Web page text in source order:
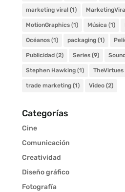
marketing viral(1)
MotionGraphics(1) Música (1)
Océanos(1) packaging(1)
Publicidad(2) Series(9)
Stephen Hawking(1) TheVirtues
trade marketing(1) Video(2)
Categorías
Cine
Comunicación
Creatividad
Diseño gráfico
Fotografía